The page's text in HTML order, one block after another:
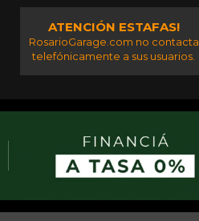
ATENCIÓN ESTAFAS!
RosarioGarage.com no contacta
telefónicamente a sus usuarios.